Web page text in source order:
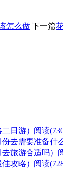
怎么做 下一篇
日游） 阅读
去需要准备什么
旅游合适吗）
攻略） 阅读